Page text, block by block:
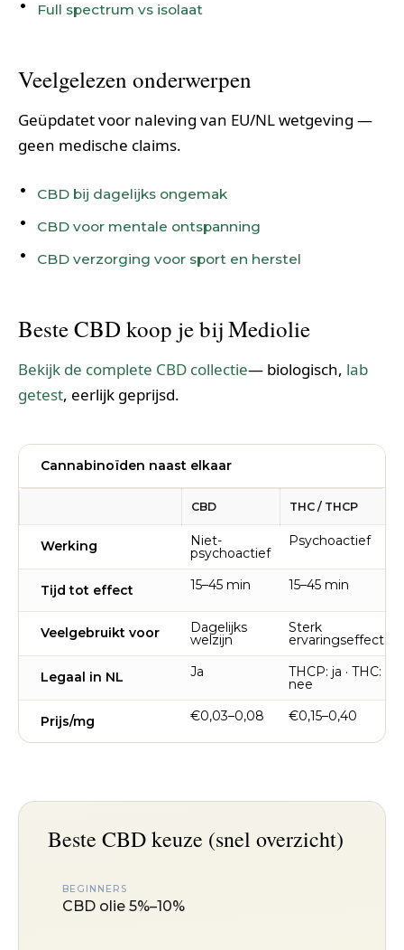
Full spectrum vs isolaat
Veelgelezen onderwerpen
Geüpdatet voor naleving van EU/NL wetgeving —
geen medische claims.
CBD bij dagelijks ongemak
CBD voor mentale ontspanning
CBD verzorging voor sport en herstel
Beste CBD koop je bij Mediolie
Bekijk de complete CBD collectie— biologisch, lab
getest, eerlijk geprijsd.
Cannabinoïden naast elkaar
CBD THC / THCP
Werking Niet-
psychoactief
Psychoactief
Tijd tot effect 15–45 min 15–45 min
Veelgebruikt voor Dagelijks
welzijn
Sterk
ervaringseffect
Legaal in NL Ja THCP: ja · THC:
nee
Prijs/mg €0,03–0,08 €0,15–0,40
Beste CBD keuze (snel overzicht)
BEGINNERS
CBD olie 5%–10%